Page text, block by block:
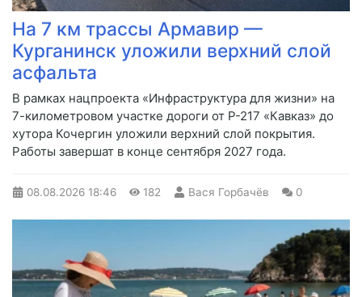
На 7 км трассы Армавир —
Курганинск уложили верхний слой
асфальта
В рамках нацпроекта «Инфраструктура для жизни» на
7-километровом участке дороги от Р-217 «Кавказ» до
хутора Кочергин уложили верхний слой покрытия.
Работы завершат в конце сентября 2027 года.
08.08.2026 18:46 182 Вася Горбачёв 0